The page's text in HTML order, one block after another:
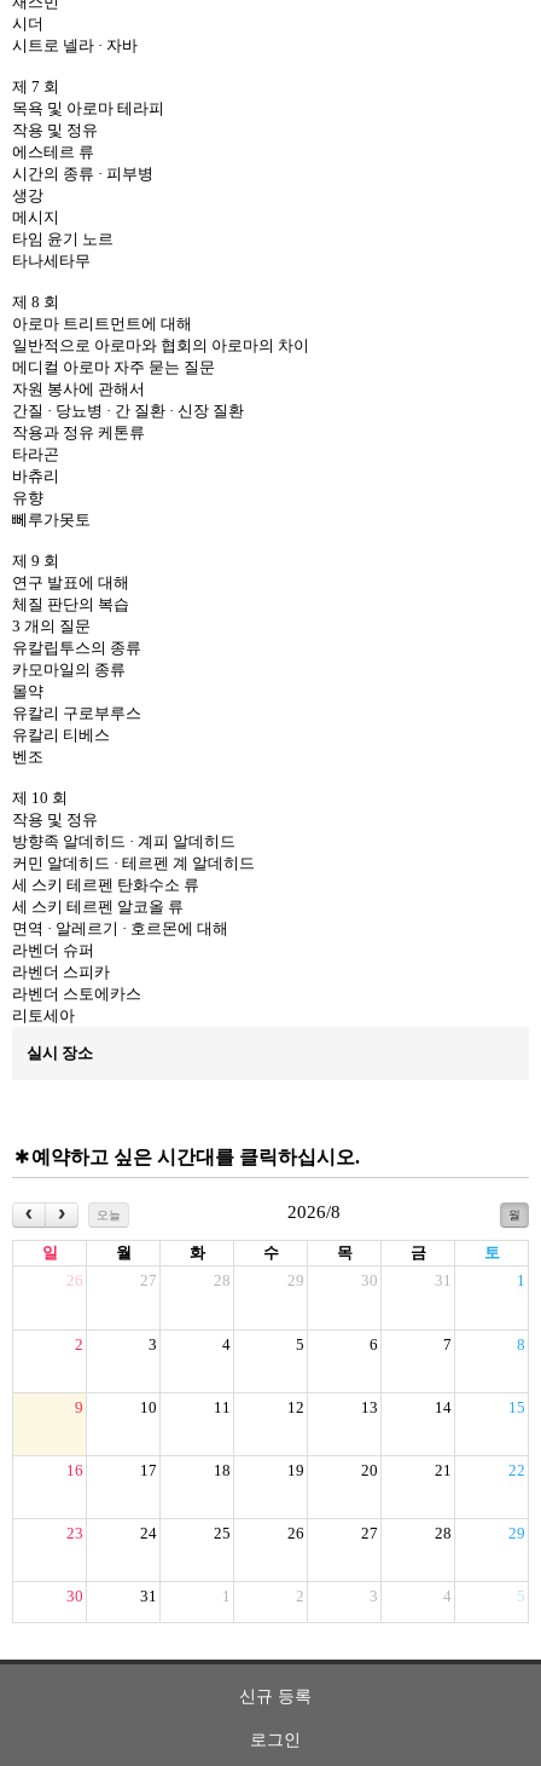
시더
시트로 넬라 · 자바
제 7 회
목욕 및 아로마 테라피
작용 및 정유
에스테르 류
시간의 종류 · 피부병
생강
메시지
타임 윤기 노르
타나세타무
제 8 회
아로마 트리트먼트에 대해
일반적으로 아로마와 협회의 아로마의 차이
메디컬 아로마 자주 묻는 질문
자원 봉사에 관해서
간질 · 당뇨병 · 간 질환 · 신장 질환
작용과 정유 케톤류
타라곤
바츄리
유향
뻬루가못토
제 9 회
연구 발표에 대해
체질 판단의 복습
3 개의 질문
유칼립투스의 종류
카모마일의 종류
몰약
유칼리 구로부루스
유칼리 티베스
벤조
제 10 회
작용 및 정유
방향족 알데히드 · 계피 알데히드
커민 알데히드 · 테르펜 계 알데히드
세 스키 테르펜 탄화수소 류
세 스키 테르펜 알코올 류
면역 · 알레르기 · 호르몬에 대해
라벤더 슈퍼
라벤더 스피카
라벤더 스토에카스
리토세아
실시 장소
예약하고 싶은 시간대를 클릭하십시오.
오늘 월
2026/8
일 월 화 수 목 금
토
26
27 28 29 30 31 1
2 3 4 5 6 7 8
9 10 11 12 13 14 15
16 17 18 19 20 21 22
23 24 25 26 27 28 29
30 31 1 2 3 4 5
신규 등록
로그인